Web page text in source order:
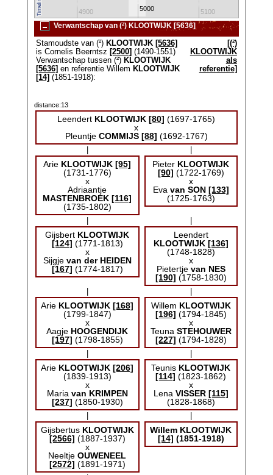
4900 5000 5100
Verwantschap van (²) KLOOTWIJK [5636]
Stamoudste van (²) KLOOTWIJK [5636]
is Cornelis Beerntsz [2500] (1490-1551)
Verwantschap tussen (²) KLOOTWIJK
[5636] en referentie Willem KLOOTWIJK
[14] (1851-1918):
[(²)
KLOOTWIJK
als
referentie]
distance:13
Leendert KLOOTWIJK [80] (1697-1765)
x
Pleuntje COMMIJS [88] (1692-1767)
Arie KLOOTWIJK [95]
(1731-1776)
x
Adriaantje
MASTENBROEK [116]
(1735-1802)
Pieter KLOOTWIJK
[90] (1722-1769)
x
Eva van SON [133]
(1725-1763)
Gijsbert KLOOTWIJK
[124] (1771-1813)
x
Sijgje van der HEIDEN
[167] (1774-1817)
Leendert
KLOOTWIJK [136]
(1748-1828)
x
Pietertje van NES
[190] (1758-1830)
Arie KLOOTWIJK [168]
(1799-1847)
x
Aagje HOOGENDIJK
[197] (1798-1855)
Willem KLOOTWIJK
[196] (1794-1845)
x
Teuna STEHOUWER
[227] (1794-1828)
Arie KLOOTWIJK [206]
(1839-1913)
x
Maria van KRIMPEN
[237] (1850-1930)
Teunis KLOOTWIJK
[114] (1823-1862)
x
Lena VISSER [115]
(1828-1868)
Gijsbertus KLOOTWIJK
[2566] (1887-1937)
x
NeeltjeOUWENEEL
[2572] (1891-1971)
Willem KLOOTWIJK
[14] (1851-1918)